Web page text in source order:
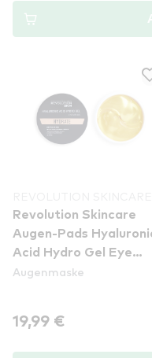
Revolution Skincare
Augen-Pads
Acid Hydro Gel Eye
Patches
Augenmaske
19,99 €